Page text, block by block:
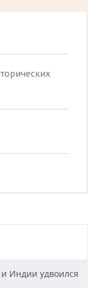
Индии удвоился